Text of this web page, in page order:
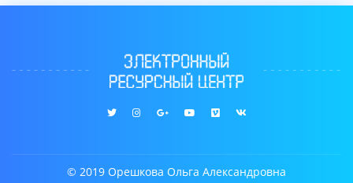
© 2019 Орешкова Ольга Александровна